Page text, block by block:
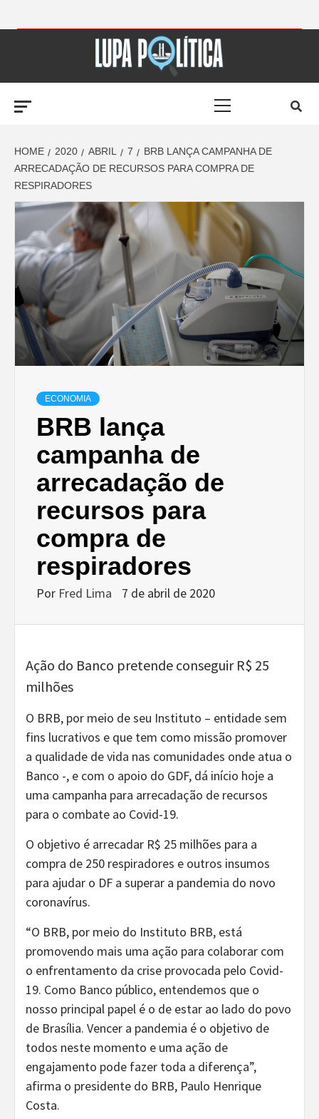
LUPA
POLÍTICA –
AMPLIANDO A
NOTÍCIA
HOME 2020 ABRIL 7
BRB LANÇA CAMPANHA DE
ARRECADAÇÃO DE RECURSOS PARA COMPRA DE
RESPIRADORES
ECONOMIA
BRB lança
campanha de
arrecadação de
recursos para
compra de
respiradores
Por Fred Lima 7 de abril de 2020
Ação do Banco pretende conseguir R$ 25
milhões
O BRB, por meio de seu Instituto – entidade sem
fins lucrativos e que tem como missão promover
a qualidade de vida nas comunidades onde atua o
Banco -, e com o apoio do GDF, dá início hoje a
uma campanha para arrecadação de recursos
para o combate ao Covid-19.
O objetivo é arrecadar R$ 25 milhões para a
compra de 250 respiradores e outros insumos
para ajudar o DF a superar a pandemia do novo
coronavírus.
“O BRB, por meio do Instituto BRB, está
promovendo mais uma ação para colaborar com
o enfrentamento da crise provocada pelo Covid-
19. Como Banco público, entendemos que o
nosso principal papel é o de estar ao lado do povo
de Brasília. Vencer a pandemia é o objetivo de
todos neste momento e uma ação de
engajamento pode fazer toda a diferença”,
afirma o presidente do BRB, Paulo Henrique
Costa.